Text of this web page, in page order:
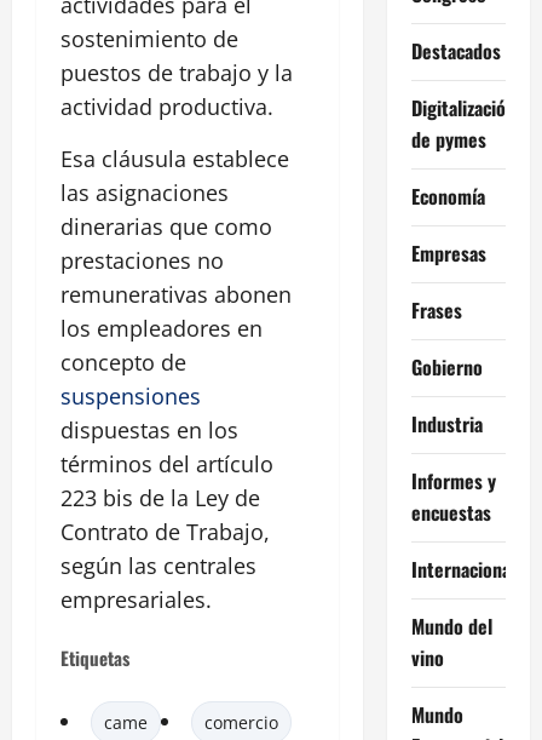
sostenimiento de
puestos de trabajo y la
actividad productiva.
Esa cláusula establece
las asignaciones
dinerarias que como
prestaciones no
remunerativas abonen
los empleadores en
concepto de
suspensiones
dispuestas en los
términos del artículo
223 bis de la Ley de
Contrato de Trabajo,
según las centrales
empresariales.
Etiquetas
came comercio
Destacados
Digitalización
de pymes
Economía
Empresas
Frases
Gobierno
Industria
Informes y
encuestas
Internacional
Mundo del
vino
Mundo